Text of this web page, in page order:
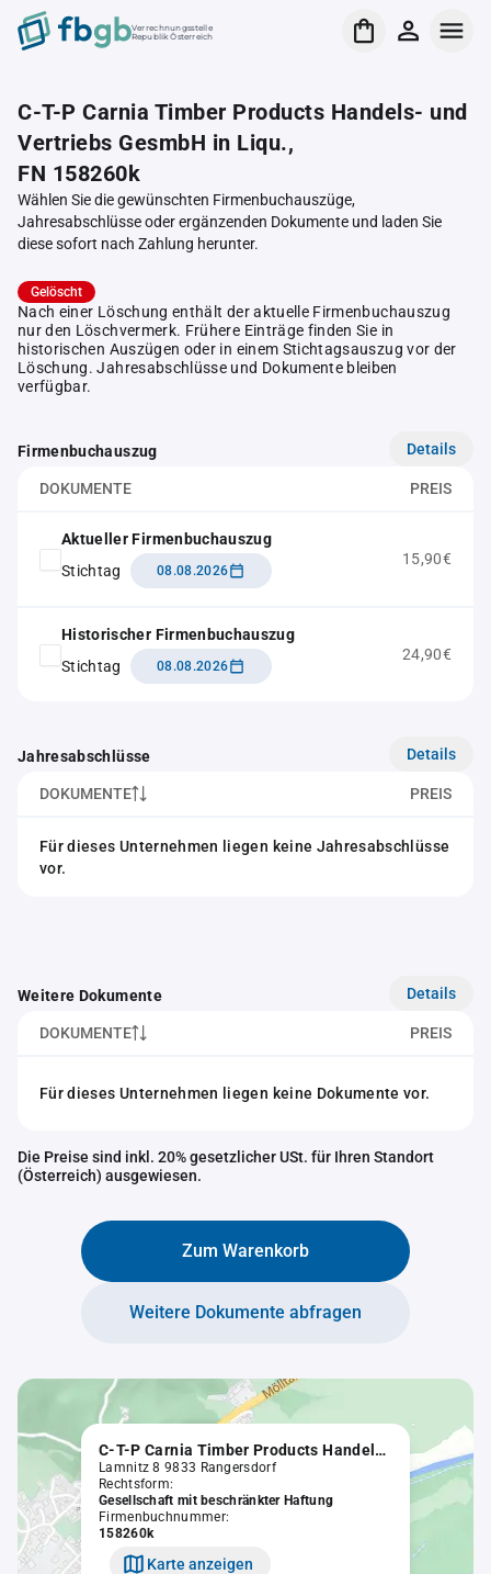
Verrechnungsstelle
Republik Österreich
C-T-P Carnia Timber Products Handels- und
Vertriebs GesmbH in Liqu.,
FN 158260k
Wählen Sie die gewünschten Firmenbuchauszüge,
Jahresabschlüsse oder ergänzenden Dokumente und laden Sie
diese sofort nach Zahlung herunter.
Gelöscht
Nach einer Löschung enthält der aktuelle Firmenbuchauszug
nur den Löschvermerk. Frühere Einträge finden Sie in
historischen Auszügen oder in einem Stichtagsauszug vor der
Löschung. Jahresabschlüsse und Dokumente bleiben
verfügbar.
Firmenbuchauszug Details
DOKUMENTE PREIS
Aktueller Firmenbuchauszug
Stichtag
08.08.2026
15,90€
Historischer Firmenbuchauszug
Stichtag
08.08.2026
24,90€
Jahresabschlüsse Details
DOKUMENTE PREIS
Für dieses Unternehmen liegen keine Jahresabschlüsse
vor.
Weitere Dokumente Details
DOKUMENTE PREIS
Für dieses Unternehmen liegen keine Dokumente vor.
Die Preise sind inkl. 20% gesetzlicher USt. für Ihren Standort
(Österreich) ausgewiesen.
Zum Warenkorb
Weitere Dokumente abfragen
C-T-P Carnia Timber Products Handels- und Vertriebs GesmbH in Liqu.
Lamnitz 8 9833 Rangersdorf
Rechtsform:
Gesellschaft mit beschränkter Haftung
Firmenbuchnummer:
158260k
Karte anzeigen